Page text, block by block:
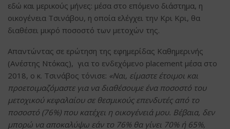
εδώ και μερικούς μήνες: μέσα στο επόμενο διάστημα, η
οικογένεια Τσινάβου, η οποία ελέγχει την Κρι Κρι, θα
διαθέσει μικρό ποσοστό των μετοχών της.
Απαντώντας σε ερώτηση της εφημερίδας Καθημερινής
(Ανέστης Ντόκας), για το ενδεχόμενο placement μέσα στο
2018, ο κ. Τσινάβος τόνισε: «Ναι, είμαστε έτοιμοι και
προετοιμαζόμαστε για να διαθέσουμε ένα ποσοστό του
μετοχικού κεφαλαίου σε θεσμικούς επενδυτές από το
ποσοστό (76%) που κατέχει η οικογένειά μου. Βέβαια, δεν
μπορώ να αποκαλύψω εάν το 76% θα γίνει 70% ή 65%,